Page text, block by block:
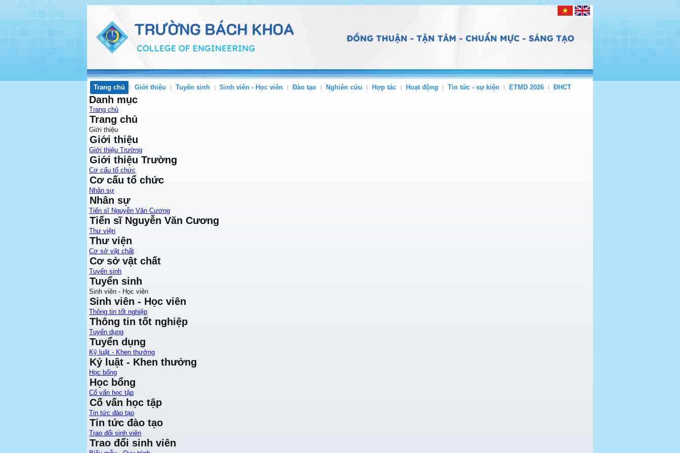
Trang chủ Giới thiệu Tuyển sinh Sinh viên - Học viên Đào tạo Nghiên cứu Hợp tác Hoạt động Tin tức - sự kiện ETMD 2026 ĐHCT
Danh mục
Trang chủ
Trang chủ
Giới thiệu
Giới thiệu
Giới thiệu Trường
Giới thiệu Trường
Cơ cấu tổ chức
Cơ cấu tổ chức
Nhân sự
Nhân sự
Tiến sĩ Nguyễn Văn Cương
Tiến sĩ Nguyễn Văn Cương
Thư viện
Thư viện
Cơ sở vật chất
Cơ sở vật chất
Tuyển sinh
Tuyển sinh
Sinh viên - Học viên
Sinh viên - Học viên
Thông tin tốt nghiệp
Thông tin tốt nghiệp
Tuyển dụng
Tuyển dụng
Kỷ luật - Khen thưởng
Kỷ luật - Khen thưởng
Học bổng
Học bổng
Cố vấn học tập
Cố vấn học tập
Tin tức đào tạo
Tin tức đào tạo
Trao đổi sinh viên
Trao đổi sinh viên